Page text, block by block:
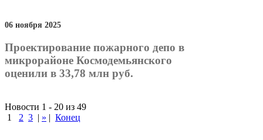
06 ноября 2025
Проектирование пожарного депо в
микрорайоне Космодемьянского
оценили в 33,78 млн руб.
Новости 1 - 20 из 49
1
2 3 | » | Конец